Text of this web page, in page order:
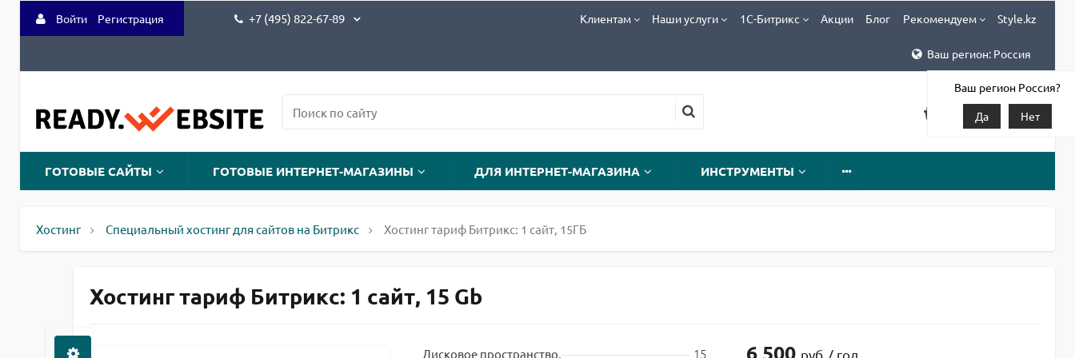
Войти Регистрация +7 (495) 822-67-89 Клиентам Наши услуги 1С-Битрикс Акции Блог Рекомендуем Style.kz
Ваш регион: Россия
Ваш регион Россия?
Да
Нет
ГОТОВЫЕ САЙТЫ ГОТОВЫЕ ИНТЕРНЕТ-МАГАЗИНЫ ДЛЯ ИНТЕРНЕТ-МАГАЗИНА ИНСТРУМЕНТЫ
Хостинг Специальный хостинг для сайтов на Битрикс Хостинг тариф Битрикс: 1 сайт, 15ГБ
Хостинг тариф Битрикс: 1 сайт, 15 Gb
Дисковое пространство, 15 6 500 руб / год